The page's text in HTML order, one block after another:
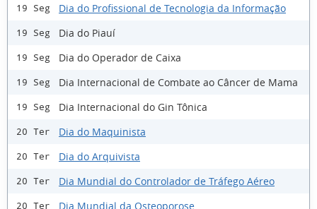
19 Seg Dia do Profissional de Tecnologia da Informação
19 Seg Dia do Piauí
19 Seg Dia do Operador de Caixa
19 Seg Dia Internacional de Combate ao Câncer de Mama
19 Seg Dia Internacional do Gin Tônica
20 Ter Dia do Maquinista
20 Ter Dia do Arquivista
20 Ter Dia Mundial do Controlador de Tráfego Aéreo
20 Ter Dia Mundial da Osteoporose